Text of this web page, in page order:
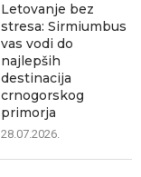
Letovanje bez
stresa: Sirmiumbus
vas vodi do
najlepših
destinacija
crnogorskog
primorja
28.07.2026.